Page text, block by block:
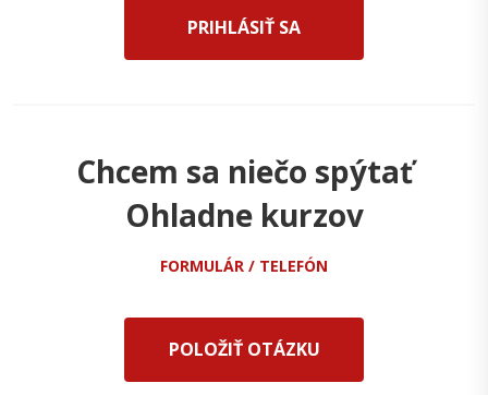
PRIHLÁSIŤ SA
Chcem sa niečo spýtať
Ohladne kurzov
FORMULÁR / TELEFÓN
POLOŽIŤ OTÁZKU